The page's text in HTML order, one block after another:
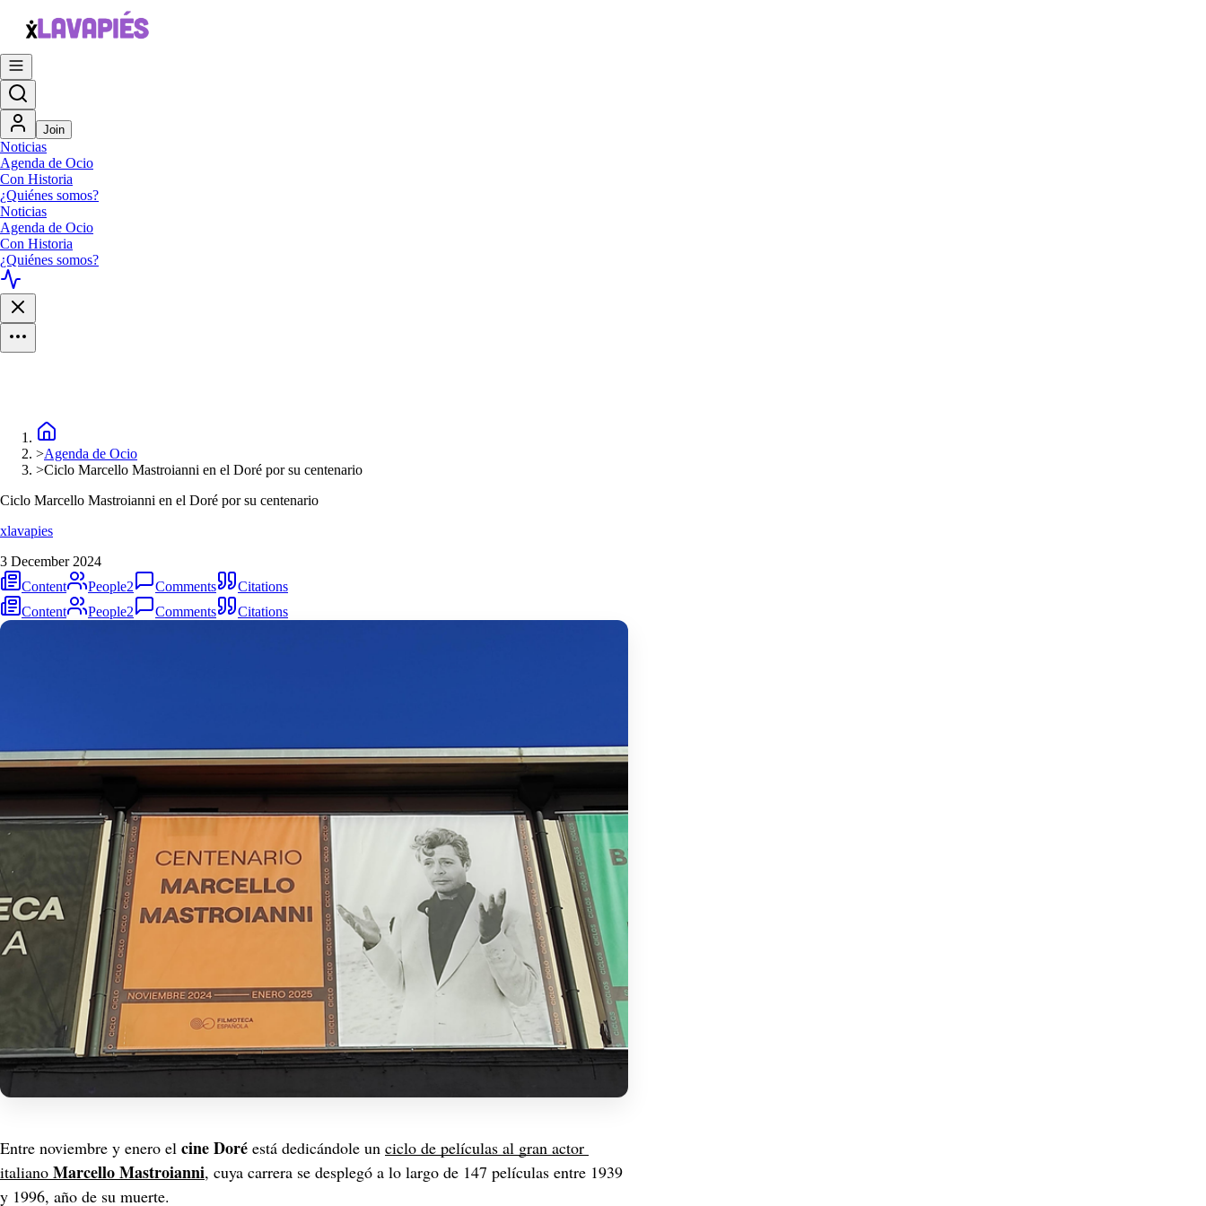
Join
Noticias
Agenda de Ocio
Con Historia
¿Quiénes somos?
Noticias
Agenda de Ocio
Con Historia
¿Quiénes somos?
>Agenda de Ocio
>Ciclo Marcello Mastroianni en el Doré por su centenario
Ciclo Marcello Mastroianni en el Doré por su centenario
xlavapies
3 December 2024
Content
People2 Comments
Citations
Content
People2 Comments Citations
Entre noviembre y enero el cine Doré está dedicándole un ciclo de películas al gran actor
italiano Marcello Mastroianni, cuya carrera se desplegó a lo largo de 147 películas entre 1939
y 1996, año de su muerte.